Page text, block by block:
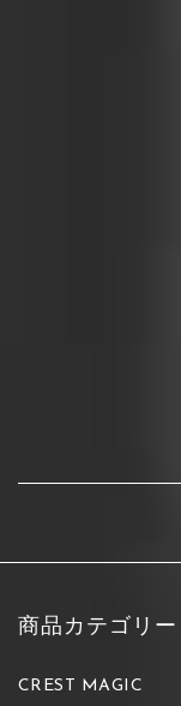
商品カテゴリー
CREST MAGIC